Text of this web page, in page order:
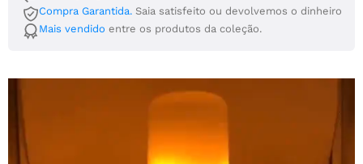
Compra Garantida. Saia satisfeito ou devolvemos o dinheiro
Mais vendido entre os produtos da coleção.